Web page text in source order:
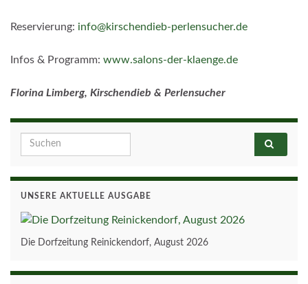
Reservierung: info@kirschendieb-perlensucher.de
Infos & Programm: www.salons-der-klaenge.de
Florina Limberg, Kirschendieb & Perlensucher
Search for:
UNSERE AKTUELLE AUSGABE
Die Dorfzeitung Reinickendorf, August 2026